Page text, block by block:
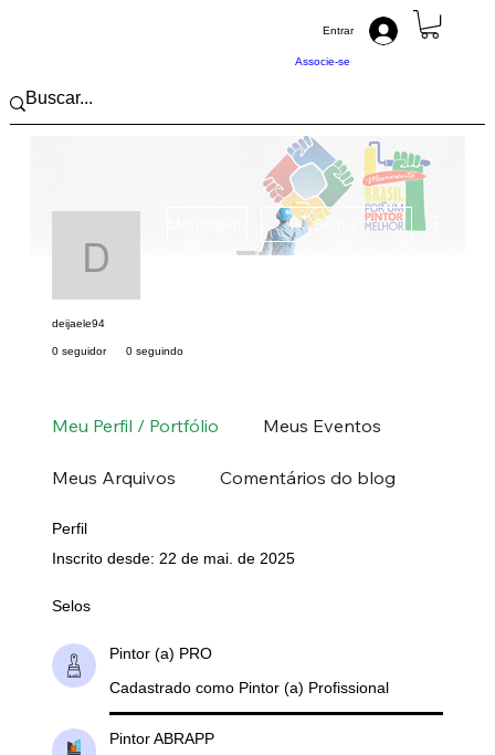
Associe-se
Entrar
deijaele94
Seguir
deijaele94
0 seguidor 0 seguindo
Meu Perfil / Portfólio Meus Eventos
Meus Arquivos Comentários do blog
Perfil
Inscrito desde: 22 de mai. de 2025
Selos
Pintor (a) PRO
Cadastrado como Pintor (a) Profissional
Pintor ABRAPP